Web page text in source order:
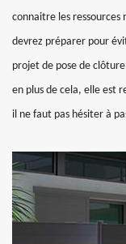
connaitre les
devrez préparer pour
projet de pose de
en plus de cela, elle est
il ne faut pas hésiter à